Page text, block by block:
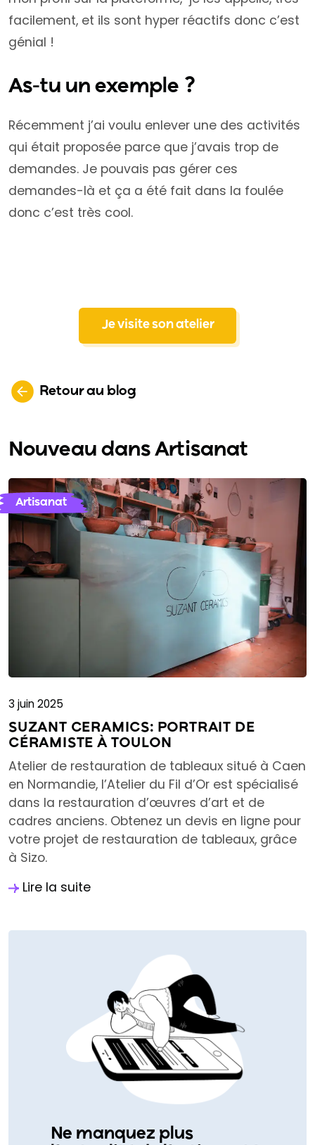
facilement, et ils sont hyper réactifs donc c’est
génial !
As-tu un exemple ?
Récemment j’ai voulu enlever une des activités
qui était proposée parce que j’avais trop de
demandes. Je pouvais pas gérer ces
demandes-là et ça a été fait dans la foulée
donc c’est très cool.
Je visite son atelier
Retour au blog
Nouveau dans Artisanat
Artisanat
3 juin 2025
SUZANT CERAMICS: PORTRAIT DE
CÉRAMISTE À TOULON
Atelier de restauration de tableaux situé à Caen
en Normandie, l’Atelier du Fil d’Or est spécialisé
dans la restauration d’œuvres d’art et de
cadres anciens. Obtenez un devis en ligne pour
votre projet de restauration de tableaux, grâce
à Sizo.
Lire la suite
Ne manquez plus